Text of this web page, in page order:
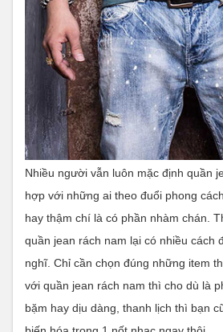
Nhiều người vẫn luôn mặc định quần
hợp với những ai theo đuổi phong
hay thậm chí là có phần nhàm chán.
quần jean rách nam lại có nhiều cách
nghĩ. Chỉ cần chọn đúng những item
với quần jean rách nam thì cho dù là
bặm hay dịu dàng, thanh lịch thì bạn